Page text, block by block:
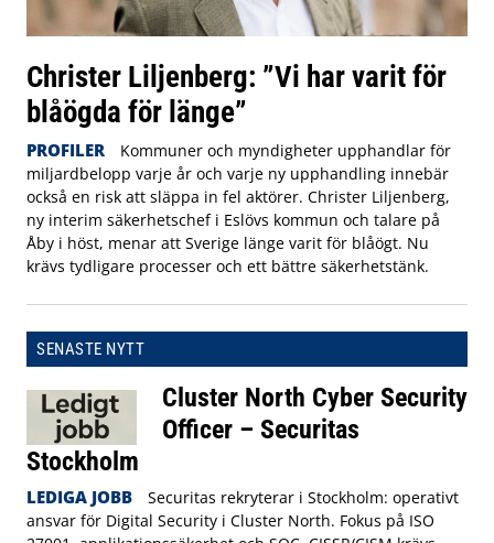
Christer Liljenberg: ”Vi har varit för
blåögda för länge”
PROFILER
Kommuner och myndigheter upphandlar för
miljardbelopp varje år och varje ny upphandling innebär
också en risk att släppa in fel aktörer. Christer Liljenberg,
ny interim säkerhetschef i Eslövs kommun och talare på
Åby i höst, menar att Sverige länge varit för blåögt. Nu
krävs tydligare processer och ett bättre säkerhetstänk.
SENASTE NYTT
Cluster North Cyber Security
Officer – Securitas
Stockholm
LEDIGA JOBB
Securitas rekryterar i Stockholm: operativt
ansvar för Digital Security i Cluster North. Fokus på ISO